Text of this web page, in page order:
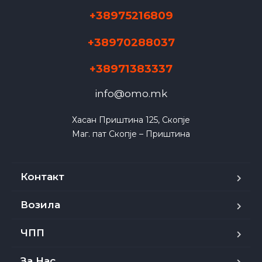
+38975216809
+38970288037
+38971383337
info@omo.mk
Хасан Приштина 125, Скопје
Маг. пат Скопје – Приштина
Контакт
Возила
ЧПП